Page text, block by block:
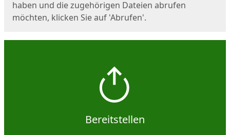
haben und die zugehörigen Dateien abrufen
möchten, klicken Sie auf 'Abrufen'.
Bereitstellen